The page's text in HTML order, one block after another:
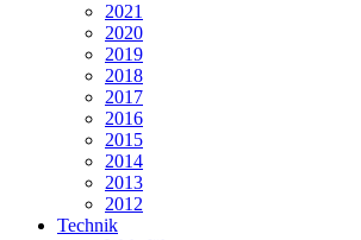
2021
2020
2019
2018
2017
2016
2015
2014
2013
2012
Technik